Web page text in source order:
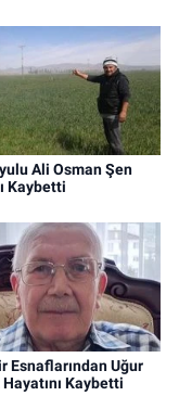
Ali Osman Şen
Kaybetti
Esnaflarından Uğur
Kaybetti